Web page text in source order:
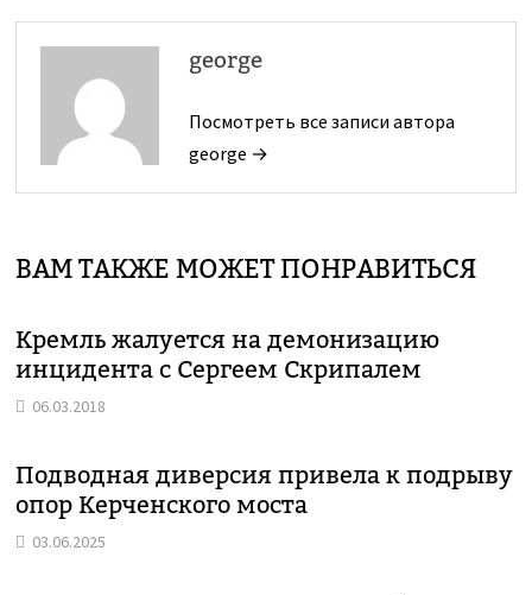
george
Посмотреть все записи автора
george →
ВАМ ТАКЖЕ МОЖЕТ ПОНРАВИТЬСЯ
Кремль жалуется на демонизацию
инцидента с Сергеем Скрипалем
06.03.2018
Подводная диверсия привела к подрыву
опор Керченского моста
03.06.2025